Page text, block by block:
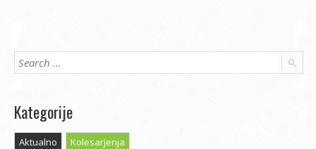
Kategorije
Aktualno
Kolesarjenja